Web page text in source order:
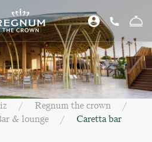
Regnum the crown
& lounge Caretta bar